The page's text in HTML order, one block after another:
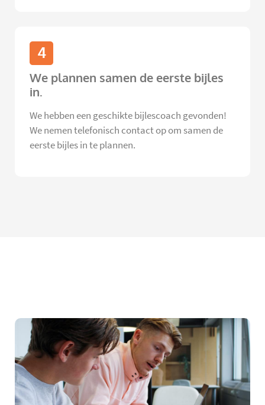
4
We plannen samen de eerste bijles
in.
We hebben een geschikte bijlescoach gevonden!
We nemen telefonisch contact op om samen de
eerste bijles in te plannen.